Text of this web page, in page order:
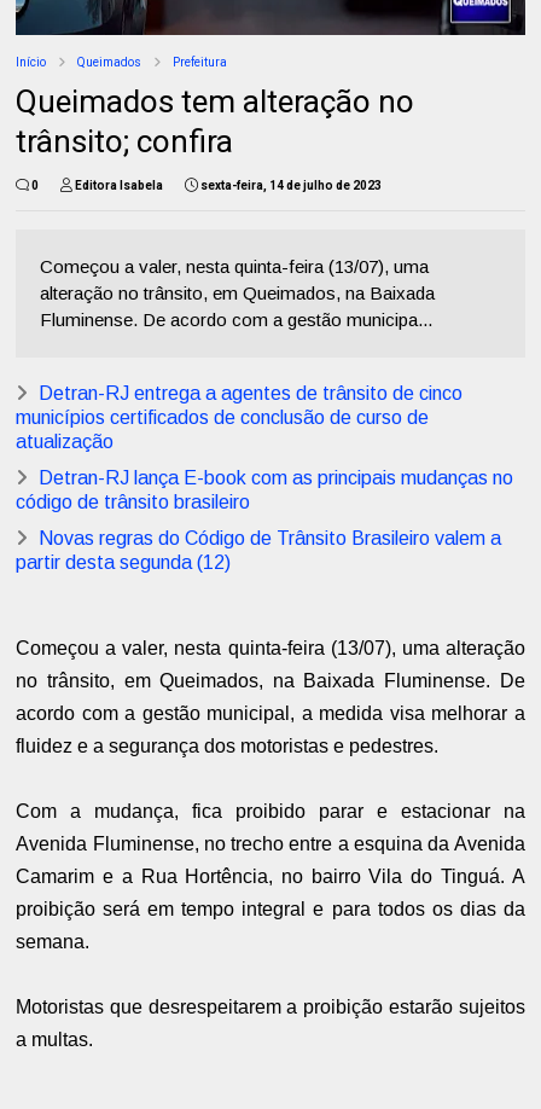
Início Queimados Prefeitura
Queimados tem alteração no
trânsito; confira
0 Editora Isabela sexta-feira, 14 de julho de 2023
Começou a valer, nesta quinta-feira (13/07), uma
alteração no trânsito, em Queimados, na Baixada
Fluminense. De acordo com a gestão municipa...
Detran-RJ entrega a agentes de trânsito de cinco
municípios certificados de conclusão de curso de
atualização
Detran-RJ lança E-book com as principais mudanças no
código de trânsito brasileiro
Novas regras do Código de Trânsito Brasileiro valem a
partir desta segunda (12)
Começou a valer, nesta quinta-feira (13/07), uma alteração
no trânsito, em Queimados, na Baixada Fluminense. De
acordo com a gestão municipal, a medida visa melhorar a
fluidez e a segurança dos motoristas e pedestres.
Com a mudança, fica proibido parar e estacionar na
Avenida Fluminense, no trecho entre a esquina da Avenida
Camarim e a Rua Hortência, no bairro Vila do Tinguá. A
proibição será em tempo integral e para todos os dias da
semana.
Motoristas que desrespeitarem a proibição estarão sujeitos
a multas.